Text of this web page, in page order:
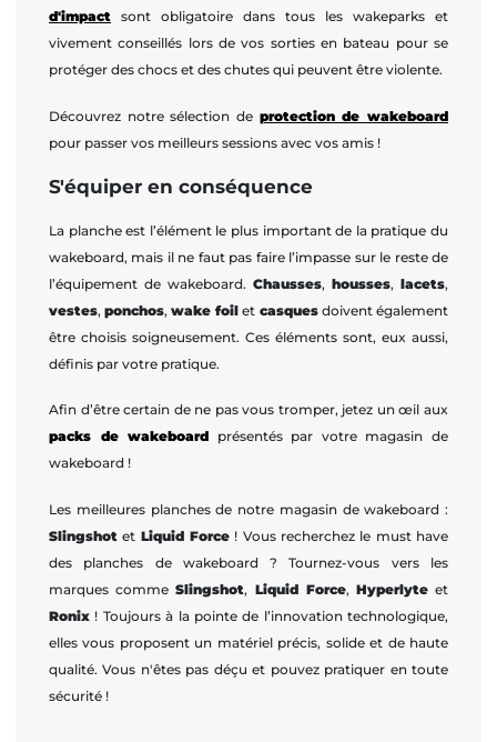
d'impact sont obligatoire dans tous les wakeparks et
vivement conseillés lors de vos sorties en bateau pour se
protéger des chocs et des chutes qui peuvent être violente.
Découvrez notre sélection de protection de wakeboard
pour passer vos meilleurs sessions avec vos amis !
S'équiper en conséquence
La planche est l’élément le plus important de la pratique du
wakeboard, mais il ne faut pas faire l’impasse sur le reste de
l’équipement de wakeboard. Chausses, housses, lacets,
vestes, ponchos, wake foil et casques doivent également
être choisis soigneusement. Ces éléments sont, eux aussi,
définis par votre pratique.
Afin d’être certain de ne pas vous tromper, jetez un œil aux
packs de wakeboard présentés par votre magasin de
wakeboard !
Les meilleures planches de notre magasin de wakeboard :
Slingshot et Liquid Force ! Vous recherchez le must have
des planches de wakeboard ? Tournez-vous vers les
marques commeSlingshot, Liquid Force, Hyperlyteet
Ronix ! Toujours à la pointe de l’innovation technologique,
elles vous proposent un matériel précis, solide et de haute
qualité. Vous n'êtes pas déçu et pouvez pratiquer en toute
sécurité !